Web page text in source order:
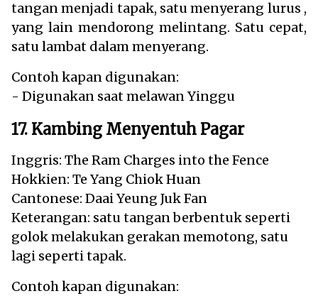
tangan menjadi tapak, satu menyerang lurus ,
yang lain mendorong melintang. Satu cepat,
satu lambat dalam menyerang.
Contoh kapan digunakan:
- Digunakan saat melawan Yinggu
17. Kambing Menyentuh Pagar
Inggris: The Ram Charges into the Fence
Hokkien: Te Yang Chiok Huan
Cantonese: Daai Yeung Juk Fan
Keterangan: satu tangan berbentuk seperti
golok melakukan gerakan memotong, satu
lagi seperti tapak.
Contoh kapan digunakan: